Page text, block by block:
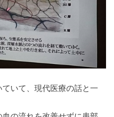
いて、現代医療の話と一